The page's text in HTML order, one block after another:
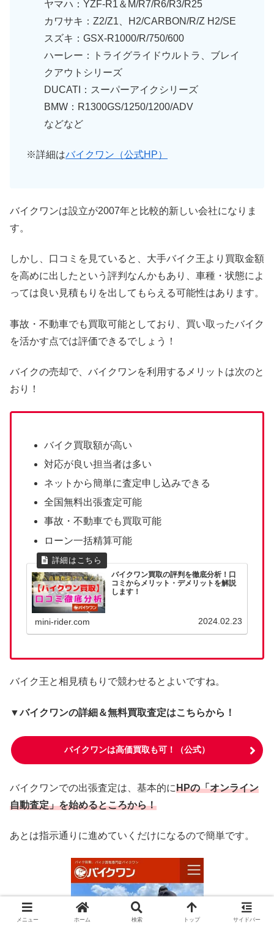
ヤマハ：YZF-R1＆M/R7/R6/R3/R25
カワサキ：Z2/Z1、H2/CARBON/R/Z H2/SE
スズキ：GSX-R1000/R/750/600
ハーレー：トライグライドウルトラ、ブレイ
クアウトシリーズ
DUCATI：スーパーアイクシリーズ
BMW：R1300GS/1250/1200/ADV
などなど
※詳細はバイクワン（公式HP）
バイクワンは設立が2007年と比較的新しい会社になりま
す。
しかし、口コミを見ていると、大手バイク王より買取金額
を高めに出したという評判なんかもあり、車種・状態によ
っては良い見積もりを出してもらえる可能性はあります。
事故・不動車でも買取可能としており、買い取ったバイク
を活かす点では評価できるでしょう！
バイクの売却で、バイクワンを利用するメリットは次のと
おり！
バイク買取額が高い
対応が良い担当者は多い
ネットから簡単に査定申し込みできる
全国無料出張査定可能
事故・不動車でも買取可能
ローン一括精算可能
バイクワン買取の評判を徹底分析！口
コミからメリット・デメリットを解説
します！
mini-rider.com 2024.02.23
バイク王と相見積もりで競わせるとよいですね。
▼バイクワンの詳細＆無料買取査定はこちらから！
バイクワンは高価買取も可！（公式）
バイクワンでの出張査定は、基本的にHPの「オンライン
自動査定」を始めるところから！
あとは指示通りに進めていくだけになるので簡単です。
メニュー ホーム 検索 トップ サイドバー